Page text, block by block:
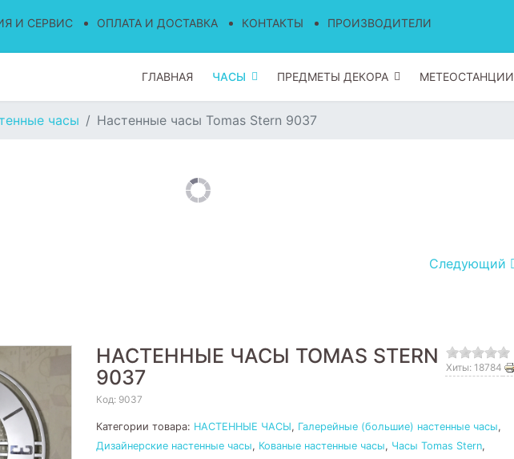
И СЕРВИС
ОПЛАТА И ДОСТАВКА КОНТАКТЫ ПРОИЗВОДИТЕЛИ
ГЛАВНАЯ ЧАСЫ ПРЕДМЕТЫ ДЕКОРА МЕТЕОСТАНЦИИ
часы Настенные часы Tomas Stern 9037
Следующий
Хиты: 18784
НАСТЕННЫЕ ЧАСЫ TOMAS STERN
9037
Код: 9037
Категории товара: НАСТЕННЫЕ ЧАСЫ, Галерейные (большие) настенные часы,
Дизайнерские настенные часы, Кованые настенные часы, Часы Tomas Stern,